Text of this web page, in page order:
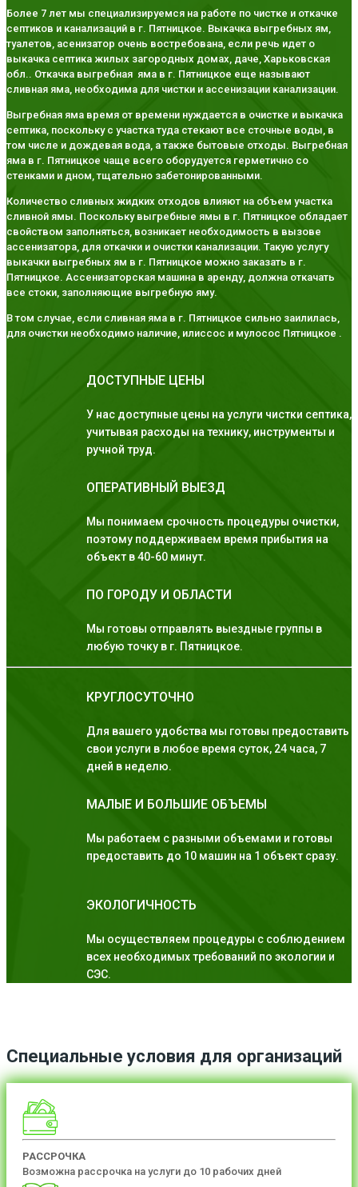
Более 7 лет мы специализируемся на работе по чистке и откачке
септиков и канализаций в г. Пятницкое. Выкачка выгребных ям,
туалетов, асенизатор очень востребована, если речь идет о
выкачка септика жилых загородных домах, даче, Харьковская
обл.. Откачка выгребная яма в г. Пятницкое еще называют
сливная яма, необходима для чистки и ассенизации канализации.
Выгребная яма время от времени нуждается в очистке и выкачка
септика, поскольку с участка туда стекают все сточные воды, в
том числе и дождевая вода, а также бытовые отходы. Выгребная
яма в г. Пятницкое чаще всего оборудуется герметично со
стенками и дном, тщательно забетонированными.
Количество сливных жидких отходов влияют на объем участка
сливной ямы. Поскольку выгребные ямы в г. Пятницкое обладает
свойством заполняться, возникает необходимость в вызове
ассенизатора, для откачки и очистки канализации. Такую услугу
выкачки выгребных ям в г. Пятницкое можно заказать в г.
Пятницкое. Ассенизаторская машина в аренду, должна откачать
все стоки, заполняющие выгребную яму.
В том случае, если сливная яма в г. Пятницкое сильно заилилась,
для очистки необходимо наличие, илиссос и мулосос Пятницкое .
ДОСТУПНЫЕ ЦЕНЫ
У нас доступные цены на услуги чистки септика,
учитывая расходы на технику, инструменты и
ручной труд.
ОПЕРАТИВНЫЙ ВЫЕЗД
Мы понимаем срочность процедуры очистки,
поэтому поддерживаем время прибытия на
объект в 40-60 минут.
ПО ГОРОДУ И ОБЛАСТИ
Мы готовы отправлять выездные группы в
любую точку в г. Пятницкое.
КРУГЛОСУТОЧНО
Для вашего удобства мы готовы предоставить
свои услуги в любое время суток, 24 часа, 7
дней в неделю.
МАЛЫЕ И БОЛЬШИЕ ОБЪЕМЫ
Мы работаем с разными объемами и готовы
предоставить до 10 машин на 1 объект сразу.
ЭКОЛОГИЧНОСТЬ
Мы осуществляем процедуры с соблюдением
всех необходимых требований по экологии и
СЭС.
Специальные условия для организаций
РАССРОЧКА
Возможна рассрочка на услуги до 10 рабочих дней